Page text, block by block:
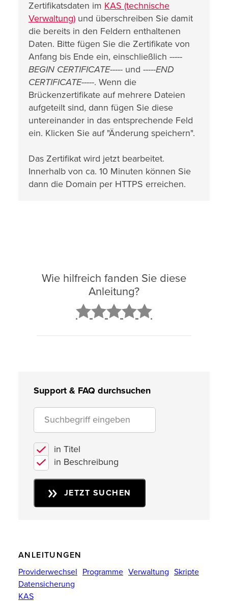
Zertifikatsdaten im KAS (technische
Verwaltung) und überschreiben Sie damit
die bereits in den Feldern enthaltenen
Daten. Bitte fügen Sie die Zertifikate von
Anfang bis Ende ein, einschließlich -----
BEGIN CERTIFICATE----- und -----END
CERTIFICATE-----. Wenn die
Brückenzertifikate auf mehrere Dateien
aufgeteilt sind, dann fügen Sie diese
untereinander in das entsprechende Feld
ein. Klicken Sie auf "Änderung speichern".
Das Zertifikat wird jetzt bearbeitet.
Innerhalb von ca. 10 Minuten können Sie
dann die Domain per HTTPS erreichen.
Wie hilfreich fanden Sie diese
Anleitung?
Support & FAQ durchsuchen
in Titel
in Beschreibung
JETZT SUCHEN
ANLEITUNGEN
Providerwechsel Programme Verwaltung Skripte
Datensicherung
KAS